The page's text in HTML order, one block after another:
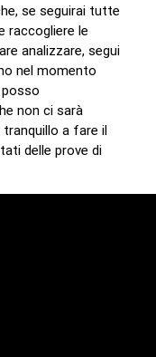
se seguirai tutte
raccogliere le
analizzare, segui
nel momento
non ci sarà
a fare il
delle prove di